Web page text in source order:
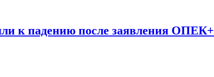
к падению после заявления ОПЕК+